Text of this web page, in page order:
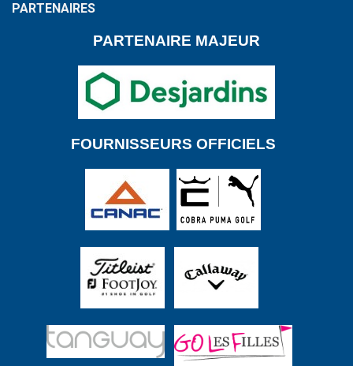
PARTENAIRES
PARTENAIRE MAJEUR
FOURNISSEURS OFFICIELS